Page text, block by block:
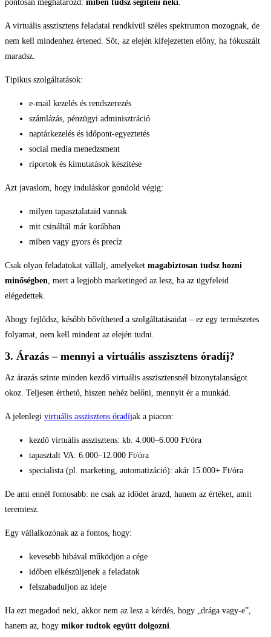
pontosan meghatározd: miben tudsz segíteni neki.
A virtuális asszisztens feladatai rendkívül széles spektrumon mozognak, de
nem kell mindenhez értened. Sőt, az elején kifejezetten előny, ha fókuszált
maradsz.
Tipikus szolgáltatások:
e-mail kezelés és rendszerezés
számlázás, pénzügyi adminisztráció
naptárkezelés és időpont-egyeztetés
social media menedzsment
riportok és kimutatások készítése
Azt javaslom, hogy induláskor gondold végig:
milyen tapasztalataid vannak
mit csináltál már korábban
miben vagy gyors és precíz
Csak olyan feladatokat vállalj, amelyeket magabiztosan tudsz hozni
minőségben, mert a legjobb marketinged az lesz, ha az ügyfeleid
elégedettek.
Ahogy fejlődsz, később bővítheted a szolgáltatásaidat – ez egy természetes
folyamat, nem kell mindent az elején tudni.
3. Árazás – mennyi a virtuális asszisztens óradíj?
Az árazás szinte minden kezdő virtuális asszisztensnél bizonytalanságot
okoz. Teljesen érthető, hiszen nehéz belőni, mennyit ér a munkád.
A jelenlegi virtuális asszisztens óradíjak a piacon:
kezdő virtuális asszisztens: kb. 4.000–6.000 Ft/óra
tapasztalt VA: 6.000–12.000 Ft/óra
specialista (pl. marketing, automatizáció): akár 15.000+ Ft/óra
De ami ennél fontosabb: ne csak az idődet árazd, hanem az értéket, amit
teremtesz.
Egy vállalkozónak az a fontos, hogy:
kevesebb hibával működjön a cége
időben elkészüljenek a feladatok
felszabaduljon az ideje
Ha ezt megadod neki, akkor nem az lesz a kérdés, hogy „drága vagy-e”,
hanem az, hogy mikor tudtok együtt dolgozni.